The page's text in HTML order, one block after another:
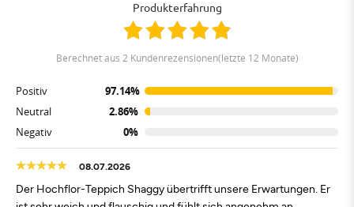
Produkterfahrung
berechnet aus 2 Kundenrezensionen(letzte 12 Monate)
Positiv
97.14%
Neutral
2.86%
Negativ
0%
08.07.2026
Der Hochflor-Teppich Shaggy übertrifft unsere Erwartungen. Er